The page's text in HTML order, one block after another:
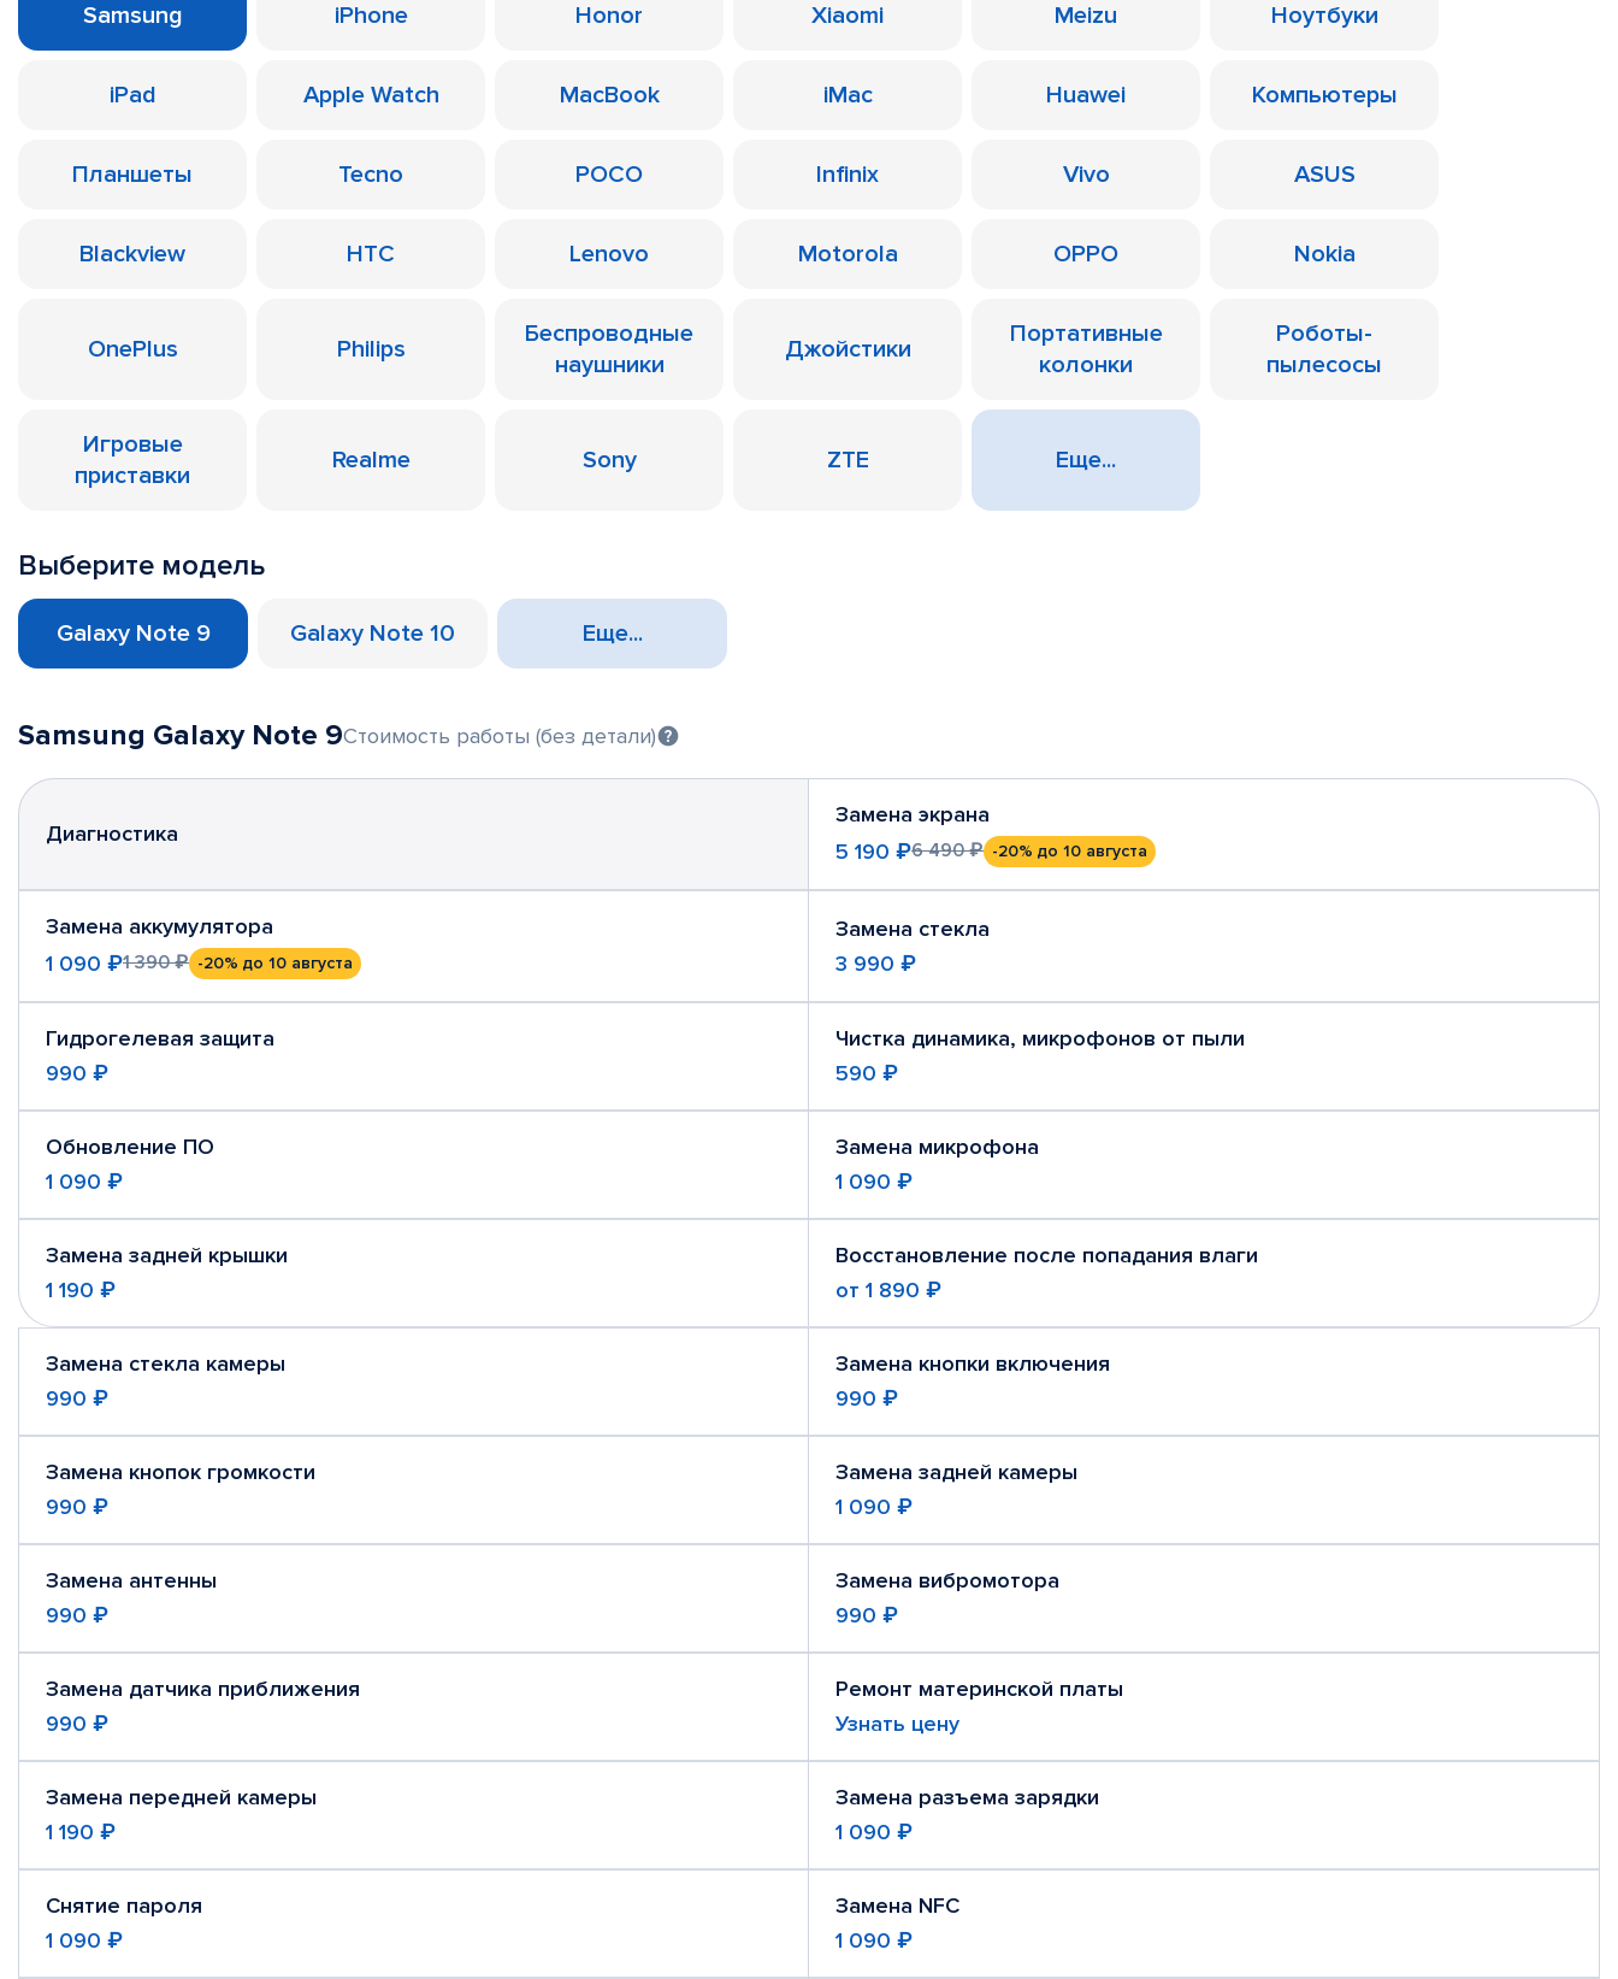
Samsung iPhone Honor Xiaomi Meizu Ноутбуки
iPad Apple Watch MacBook iMac Huawei Компьютеры
Планшеты Tecno POCO Infinix Vivo ASUS
Blackview HTC Lenovo Motorola OPPO Nokia
OnePlus Philips
Беспроводные
наушники
Джойстики
Портативные
колонки
Роботы-
пылесосы
Игровые
приставки
Realme Sony ZTE Еще...
Выберите модель
Galaxy Note 9 Galaxy Note 10 Еще...
Samsung Galaxy Note 9Стоимость работы (без детали)
Диагностика
Замена экрана
5 190 ₽6 490 ₽ -20% до 10 августа
Замена аккумулятора
1 090 ₽1 390 ₽ -20% до 10 августа
Замена стекла
3 990 ₽
Гидрогелевая защита
990 ₽
Чистка динамика, микрофонов от пыли
590 ₽
Обновление ПО
1 090 ₽
Замена микрофона
1 090 ₽
Замена задней крышки
1 190 ₽
Восстановление после попадания влаги
от 1 890 ₽
Замена стекла камеры
990 ₽
Замена кнопки включения
990 ₽
Замена кнопок громкости
990 ₽
Замена задней камеры
1 090 ₽
Замена антенны
990 ₽
Замена вибромотора
990 ₽
Замена датчика приближения
990 ₽
Ремонт материнской платы
Узнать цену
Замена передней камеры
1 190 ₽
Замена разъема зарядки
1 090 ₽
Снятие пароля
1 090 ₽
Замена NFC
1 090 ₽